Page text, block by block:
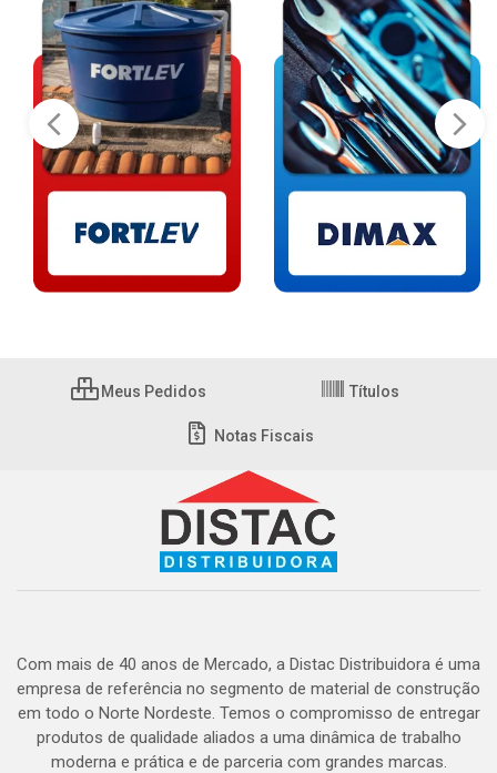
Meus Pedidos Títulos
Notas Fiscais
Com mais de 40 anos de Mercado, a Distac Distribuidora é uma
empresa de referência no segmento de material de construção
em todo o Norte Nordeste. Temos o compromisso de entregar
produtos de qualidade aliados a uma dinâmica de trabalho
moderna e prática e de parceria com grandes marcas.